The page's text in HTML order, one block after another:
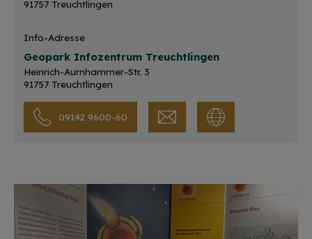
91757 Treuchtlingen
Info-Adresse
Geopark Infozentrum Treuchtlingen
Heinrich-Aurnhammer-Str. 3
91757 Treuchtlingen
09142 9600-60